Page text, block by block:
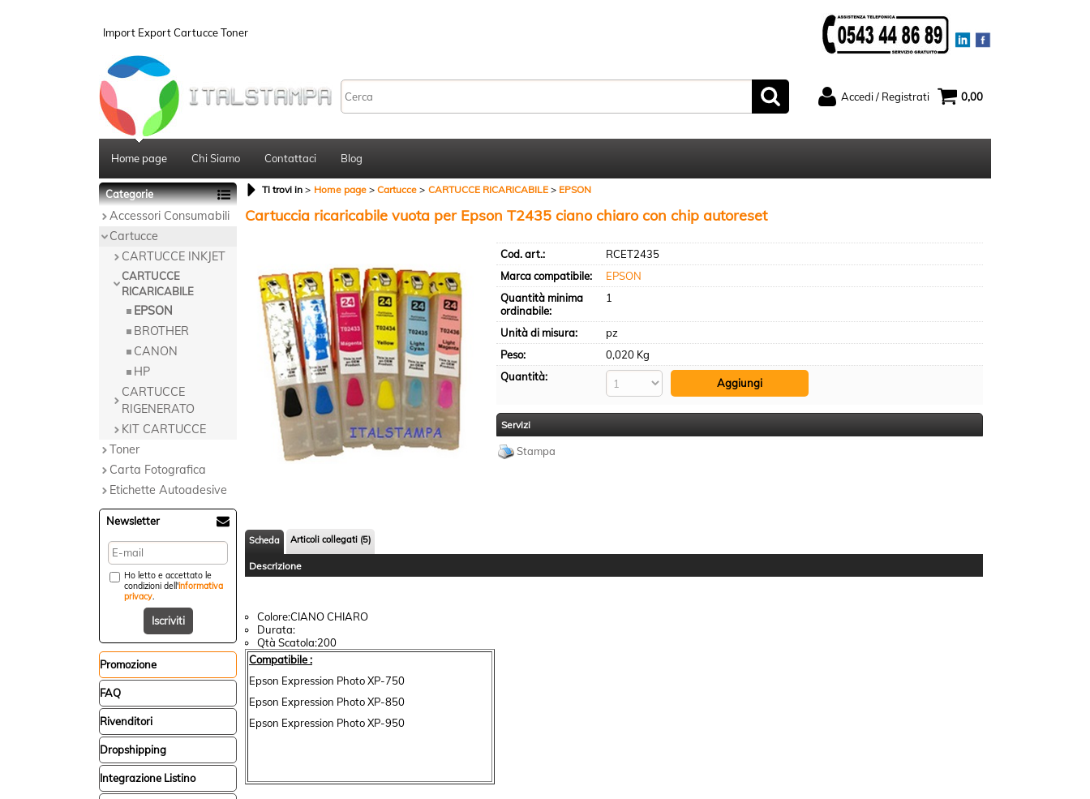
Import Export Cartucce Toner
Accedi / Registrati
clicca sul pulsante "Accedi"
E-mail:
"Registrati"
0,00
Home page Chi Siamo Contattaci Blog
Categorie
Accessori Consumabili
Cartucce
CARTUCCE INKJET
CARTUCCE
RICARICABILE
EPSON
BROTHER
CANON
HP
CARTUCCE
RIGENERATO
KIT CARTUCCE
Toner
Carta Fotografica
Etichette Autoadesive
Newsletter
Ho letto e accettato le
condizioni dell'informativa
privacy.
Promozione
FAQ
Rivenditori
Dropshipping
Integrazione Listino
Ti trovi in Home page Cartucce CARTUCCE RICARICABILE EPSON
Cartuccia ricaricabile vuota per Epson T2435 ciano chiaro con chip autoreset
Cod. art.:
RCET2435
Marca compatibile:
EPSON
Quantità minima
ordinabile:
1
Unità di misura:
pz
Peso:
0,020 Kg
Quantità:
Servizi
Stampa
Scheda Articoli collegati (5)
Descrizione
Colore:CIANO CHIARO
Durata:
Qtà Scatola:200
Compatibile :
Epson Expression Photo XP-750
Epson Expression Photo XP-850
Epson Expression Photo XP-950